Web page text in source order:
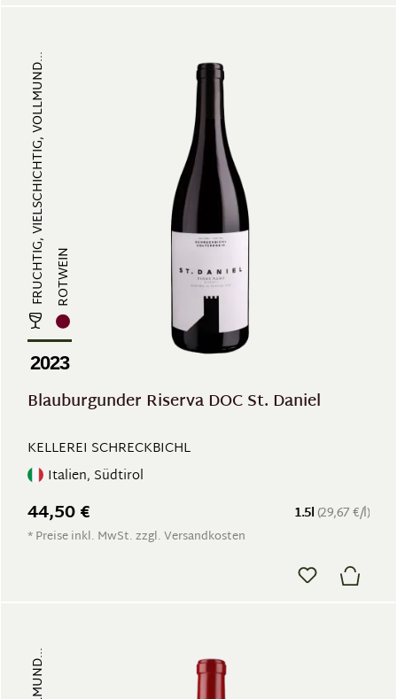
FRUCHTIG, VIELSCHICHTIG, VOLLMUND... ROTWEIN
2023
Blauburgunder Riserva DOC St. Daniel
KELLEREI SCHRECKBICHL
Italien, Südtirol
1.5l (29,67 €/l)
44,50 €
* Preise inkl. MwSt. zzgl. Versandkosten